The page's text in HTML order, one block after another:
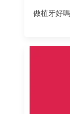
做植牙好